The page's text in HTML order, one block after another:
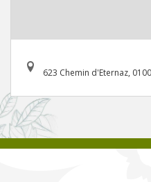
623 Chemin d'Eternaz,